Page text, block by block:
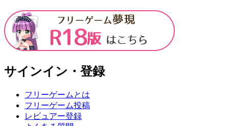
サインイン・登録
フリーゲームとは
フリーゲーム投稿
レビュアー登録